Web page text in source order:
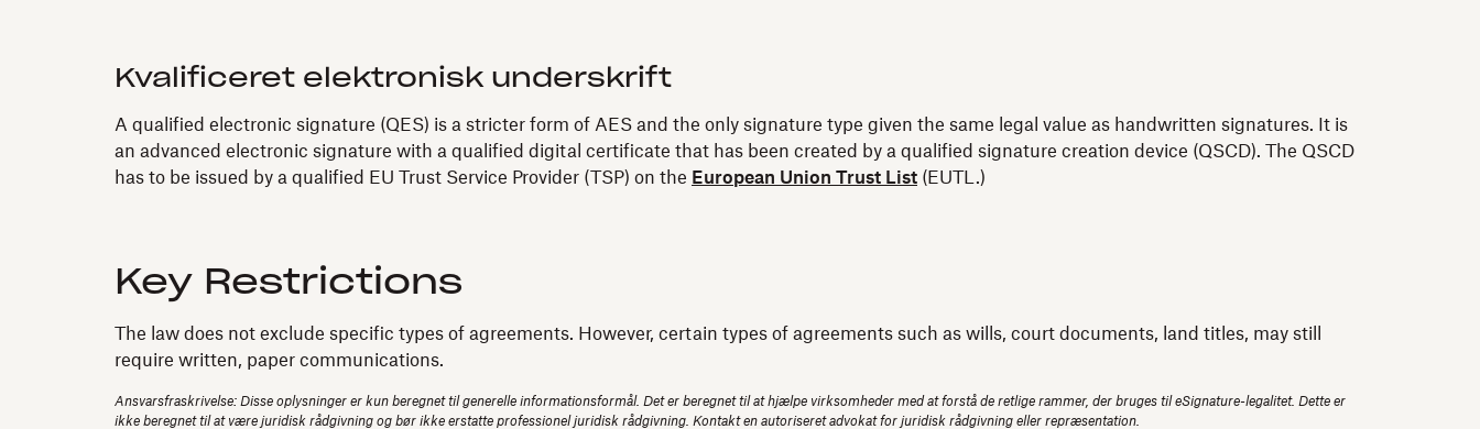
Kvalificeret elektronisk underskrift
A qualified electronic signature (QES) is a stricter form of AES and the only signature type given the same legal value as handwritten signatures. It is
an advanced electronic signature with a qualified digital certificate that has been created by a qualified signature creation device (QSCD). The QSCD
has to be issued by a qualified EU Trust Service Provider (TSP) on the European Union Trust List (EUTL.)
Key Restrictions
The law does not exclude specific types of agreements. However, certain types of agreements such as wills, court documents, land titles, may still
require written, paper communications.
Ansvarsfraskrivelse: Disse oplysninger er kun beregnet til generelle informationsformål. Det er beregnet til at hjælpe virksomheder med at forstå de retlige rammer, der bruges til eSignature-legalitet. Dette er
ikke beregnet til at være juridisk rådgivning og bør ikke erstatte professionel juridisk rådgivning. Kontakt en autoriseret advokat for juridisk rådgivning eller repræsentation.